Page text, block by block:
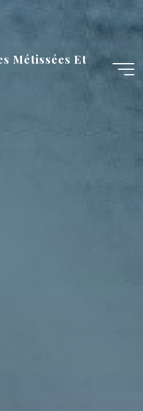
Métissées Et